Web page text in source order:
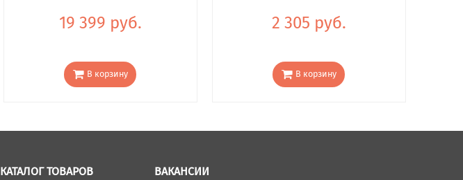
19 399 руб.
В корзину
2 305 руб.
В корзину
КАТАЛОГ ТОВАРОВ ВАКАНСИИ